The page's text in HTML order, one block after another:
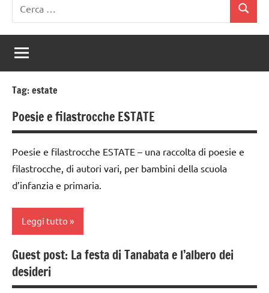
per:
Cerca
Tag:estate
Poesie e filastrocche ESTATE
Poesie e filastrocche ESTATE – una raccolta di poesie e
filastrocche, di autori vari, per bambini della scuola
d’infanzia e primaria.
Leggi tutto
dai
3 ai
6
Guest post: La festa di Tanabata e l’albero dei
desideri